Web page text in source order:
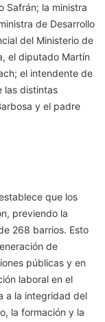
Safrán; la ministra
de Desarrollo
del Ministerio de
el diputado Martín
el intendente de
las distintas
y el padre
que los
previendo la
268 barrios. Esto
de
públicas y en
laboral en el
a la integridad del
la formación y la